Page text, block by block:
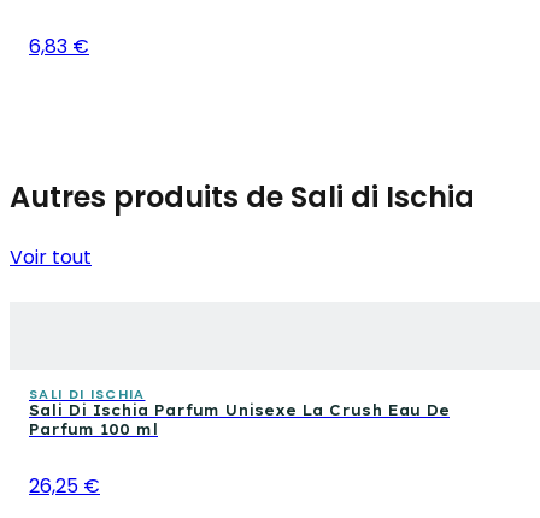
6,83 €
Autres produits de Sali di Ischia
Voir tout
SALI DI ISCHIA
Sali Di Ischia Parfum Unisexe La Crush Eau De
Parfum 100 ml
26,25 €